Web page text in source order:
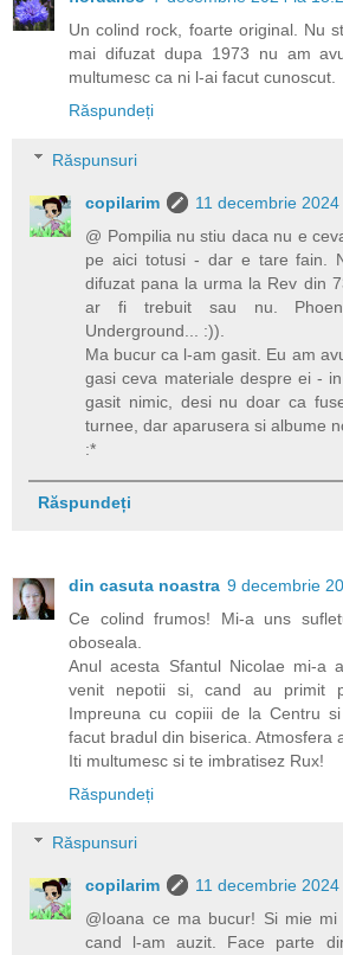
Un colind rock, foarte original. Nu
mai difuzat dupa 1973 nu am
multumesc ca ni l-ai facut cunoscut.
Răspundeți
Răspunsuri
copilarim
11 decembrie
@ Pompilia nu stiu daca nu e
pe aici totusi - dar e tare fain.
difuzat pana la urma la Rev din
ar fi trebuit sau nu.
Underground... :)).
Ma bucur ca l-am gasit. Eu am
gasi ceva materiale despre ei -
gasit nimic, desi nu doar ca
turnee, dar aparusera si albume
:*
Răspundeți
din casuta noastra 9 decembrie
Ce colind frumos! Mi-a uns
oboseala.
Anul acesta Sfantul Nicolae mi-a
venit nepotii si, cand au primit
Impreuna cu copiii de la Centru
facut bradul din biserica. Atmosfera
Iti multumesc si te imbratisez Rux!
Răspundeți
Răspunsuri
copilarim
11 decembrie
@Ioana ce ma bucur! Si mie
cand l-am auzit. Face parte